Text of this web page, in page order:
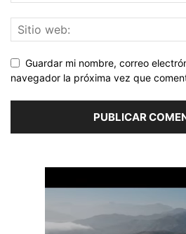
Guardar mi nombre, correo
navegador la próxima vez que